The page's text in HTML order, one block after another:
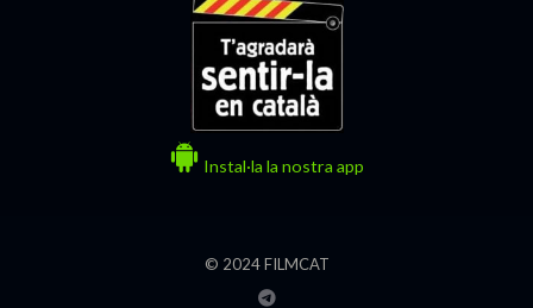
Instal·la la nostra app
© 2024 FILMCAT